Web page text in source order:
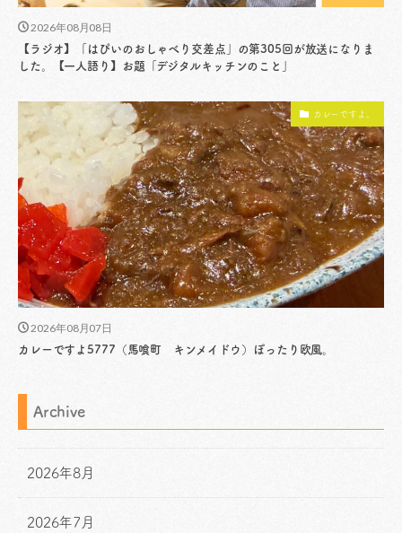
2026年08月08日
【ラジオ】「はぴいのおしゃべり交差点」の第305回が放送になりま
した。【一人語り】お題「デジタルキッチンのこと」
カレーですよ。
2026年08月07日
カレーですよ5777（馬喰町 キンメイドウ）ぽったり欧風。
Archive
2026年8月
2026年7月